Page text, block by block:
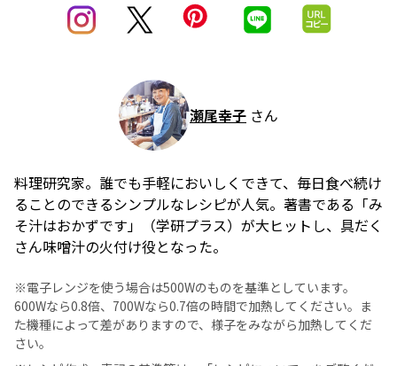
瀬尾幸子 さん
料理研究家。誰でも手軽においしくできて、毎日食べ続け
ることのできるシンプルなレシピが人気。著書である「み
そ汁はおかずです」（学研プラス）が大ヒットし、具だく
さん味噌汁の火付け役となった。
※電子レンジを使う場合は500Wのものを基準としています。
600Wなら0.8倍、700Wなら0.7倍の時間で加熱してください。ま
た機種によって差がありますので、様子をみながら加熱してくだ
さい。